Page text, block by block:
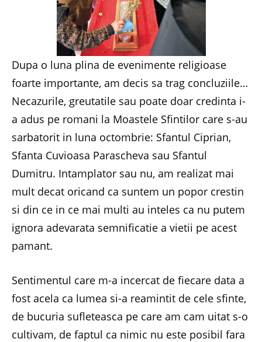
Dupa o luna plina de evenimente religioase
foarte importante, am decis sa trag concluziile…
Necazurile, greutatile sau poate doar credinta i-
a adus pe romani la Moastele Sfintilor care s-au
sarbatorit in luna octombrie: Sfantul Ciprian,
Sfanta Cuvioasa Parascheva sau Sfantul
Dumitru. Intamplator sau nu, am realizat mai
mult decat oricand ca suntem un popor crestin
si din ce in ce mai multi au inteles ca nu putem
ignora adevarata semnificatie a vietii pe acest
pamant.
Sentimentul care m-a incercat de fiecare data a
fost acela ca lumea si-a reamintit de cele sfinte,
de bucuria sufleteasca pe care am cam uitat s-o
cultivam, de faptul ca nimic nu este posibil fara